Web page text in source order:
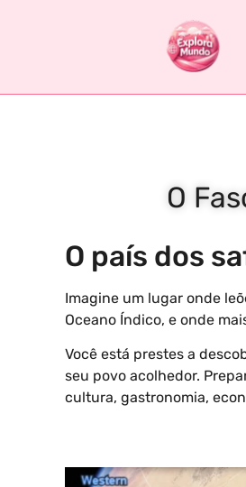
O
O país dos
Imagine um lugar onde
Oceano Índico, e onde
Você está prestes a
seu povo acolhedor.
cultura, gastronomia,